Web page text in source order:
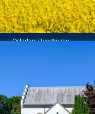
Osterlars Rundkirche